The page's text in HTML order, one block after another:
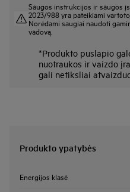
Saugos instrukcijos ir saugos
2023/988 yra pateikiami
Norėdami saugiai naudoti
vadovą.
*Produkto puslapio
nuotraukos ir vaizdo
gali netiksliai
Produkto ypatybės
Energijos klasė